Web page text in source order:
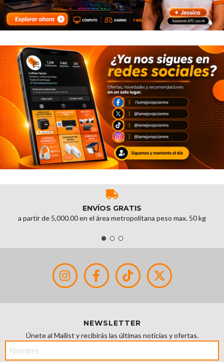
ENVÍOS GRATIS
a partir de 5,000.00 en el área metropolitana peso max. 50 kg
NEWSLETTER
Únete al Mailist y recibirás las últimas noticias y ofertas.